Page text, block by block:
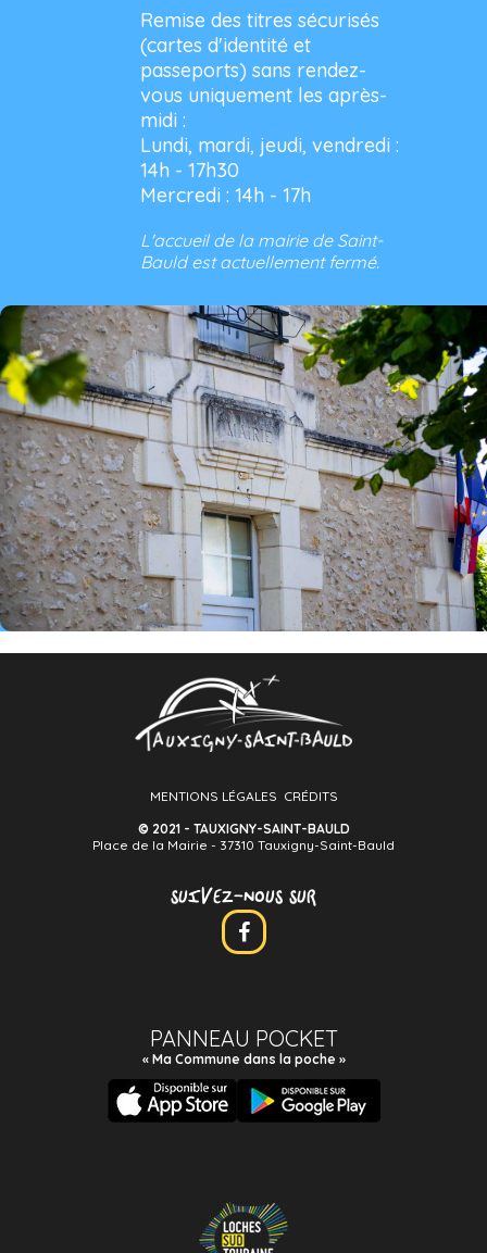
Remise des titres sécurisés
(cartes d'identité et
passeports) sans rendez-
vous uniquement les après-
midi :
Lundi, mardi, jeudi, vendredi :
14h - 17h30
Mercredi : 14h - 17h
L'accueil de la mairie de Saint-
Bauld est actuellement fermé.
MENTIONS LÉGALES CRÉDITS
© 2021 - TAUXIGNY-SAINT-BAULD
Place de la Mairie - 37310 Tauxigny-Saint-Bauld
SUIVEZ-NOUS SUR
PANNEAU POCKET
« Ma Commune dans la poche »